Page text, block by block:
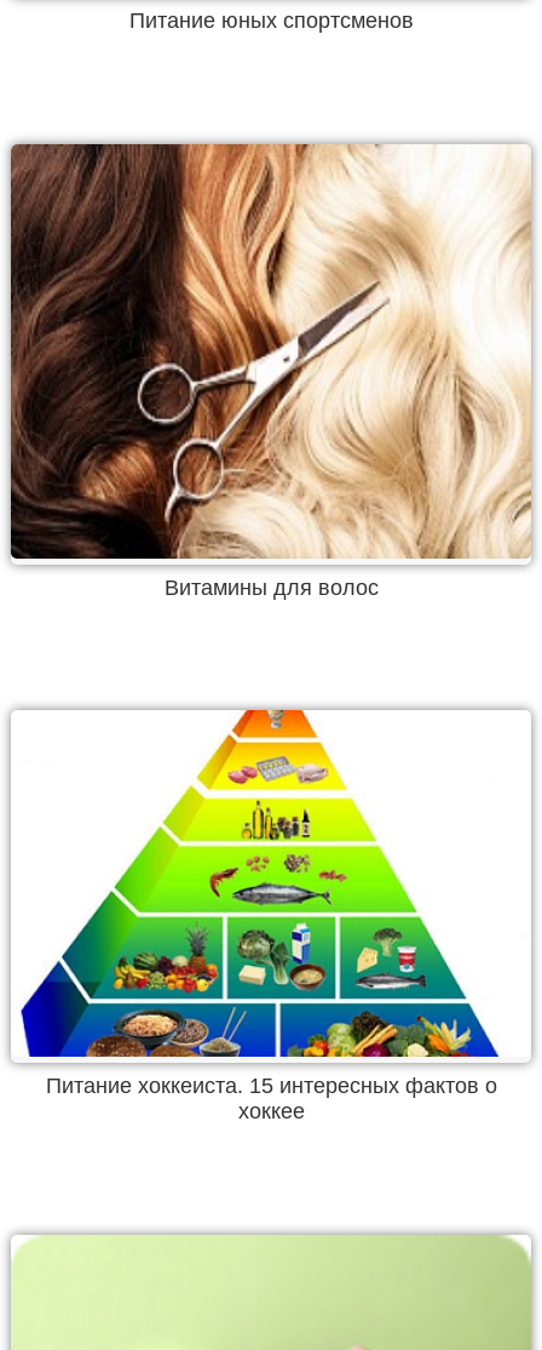
Питание юных спортсменов
Витамины для волос
Питание хоккеиста. 15 интересных фактов о
хоккее